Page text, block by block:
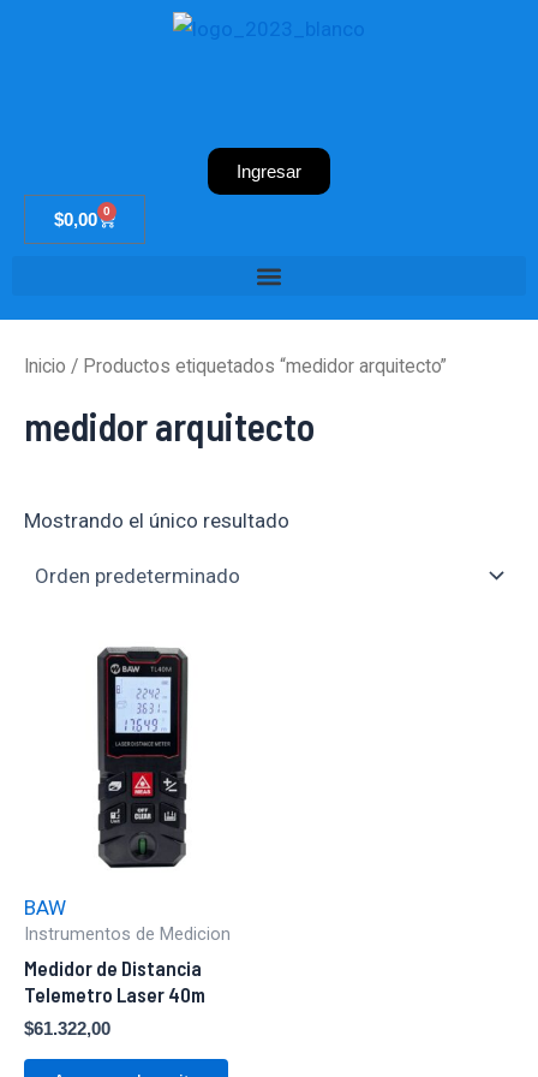
Ingresar
$0,00 0
Cart
Inicio / Productos etiquetados “medidor arquitecto”
medidor arquitecto
Mostrando el único resultado
BAW
Instrumentos de Medicion
Medidor de Distancia
Telemetro Laser 40m
$61.322,00